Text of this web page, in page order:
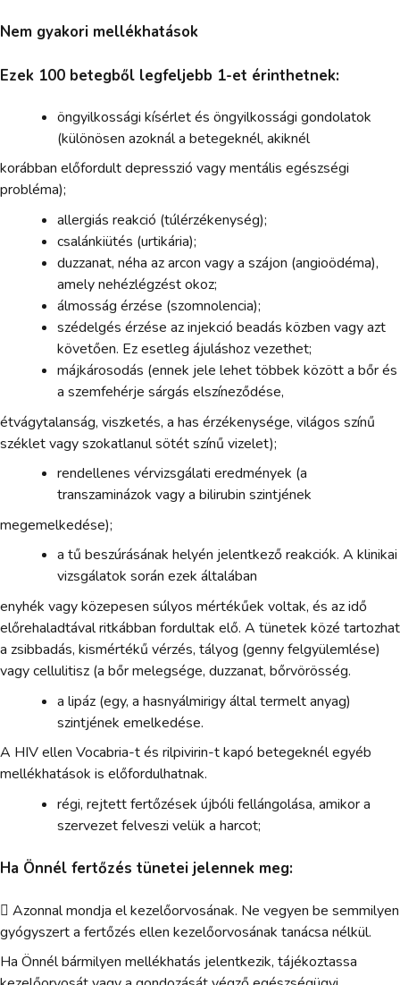
Nem gyakori mellékhatások
Ezek 100 betegből legfeljebb 1-et érinthetnek:
öngyilkossági kísérlet és öngyilkossági gondolatok
(különösen azoknál a betegeknél, akiknél
korábban előfordult depresszió vagy mentális egészségi
probléma);
allergiás reakció (túlérzékenység);
csalánkiütés (urtikária);
duzzanat, néha az arcon vagy a szájon (angioödéma),
amely nehézlégzést okoz;
álmosság érzése (szomnolencia);
szédelgés érzése az injekció beadás közben vagy azt
követően. Ez esetleg ájuláshoz vezethet;
májkárosodás (ennek jele lehet többek között a bőr és
a szemfehérje sárgás elszíneződése,
étvágytalanság, viszketés, a has érzékenysége, világos színű
széklet vagy szokatlanul sötét színű vizelet);
rendellenes vérvizsgálati eredmények (a
transzaminázok vagy a bilirubin szintjének
megemelkedése);
a tű beszúrásának helyén jelentkező reakciók. A klinikai
vizsgálatok során ezek általában
enyhék vagy közepesen súlyos mértékűek voltak, és az idő
előrehaladtával ritkábban fordultak elő. A tünetek közé tartozhat
a zsibbadás, kismértékű vérzés, tályog (genny felgyülemlése)
vagy cellulitisz (a bőr melegsége, duzzanat, bőrvörösség.
a lipáz (egy, a hasnyálmirigy által termelt anyag)
szintjének emelkedése.
A HIV ellen Vocabria-t és rilpivirin-t kapó betegeknél egyéb
mellékhatások is előfordulhatnak.
régi, rejtett fertőzések újbóli fellángolása, amikor a
szervezet felveszi velük a harcot;
Ha Önnél fertőzés tünetei jelennek meg:
 Azonnal mondja el kezelőorvosának. Ne vegyen be semmilyen
gyógyszert a fertőzés ellen kezelőorvosának tanácsa nélkül.
Ha Önnél bármilyen mellékhatás jelentkezik, tájékoztassa